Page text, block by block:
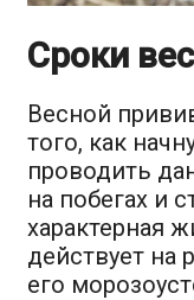
Сроки
Весной
того, как
проводить
на побегах и
характерная
действует на
его